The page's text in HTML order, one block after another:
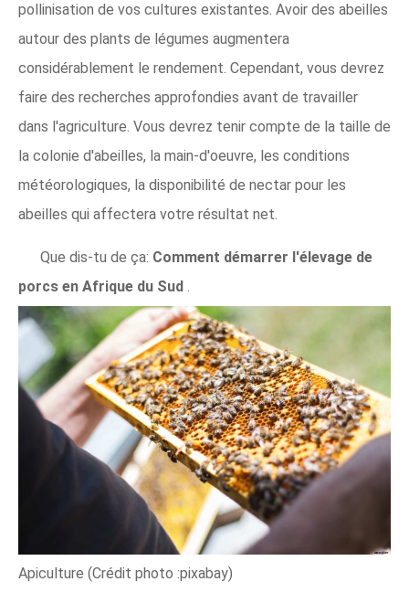
pollinisation de vos cultures existantes. Avoir des abeilles
autour des plants de légumes augmentera
considérablement le rendement. Cependant, vous devrez
faire des recherches approfondies avant de travailler
dans l'agriculture. Vous devrez tenir compte de la taille de
la colonie d'abeilles, la main-d'oeuvre, les conditions
météorologiques, la disponibilité de nectar pour les
abeilles qui affectera votre résultat net.
Que dis-tu de ça: Comment démarrer l'élevage de
porcs en Afrique du Sud .
Apiculture (Crédit photo :pixabay)